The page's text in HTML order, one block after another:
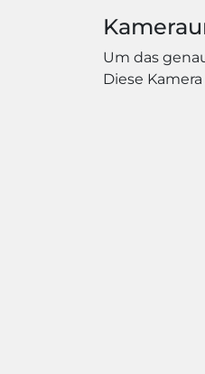
Um das
Diese